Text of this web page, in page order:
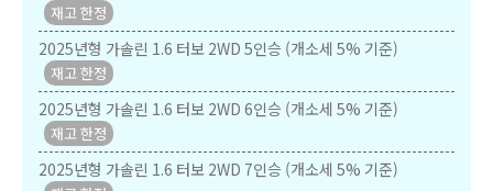
2025년형 가솔린 1.6 터보 2WD 5인승 (개소세 5% 기준)
2025년형 가솔린 1.6 터보 2WD 6인승 (개소세 5% 기준)
2025년형 가솔린 1.6 터보 2WD 7인승 (개소세 5% 기준)